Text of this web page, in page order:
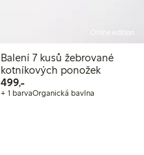
Online edition
Balení 7 kusů žebrované
kotníkových ponožek
499,-499,00 Kč
+ 1 barvaOrganická bavlna